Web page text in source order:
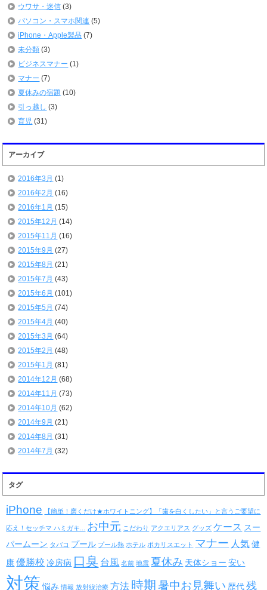
ウワサ・迷信 (3)
パソコン・スマホ関連 (5)
iPhone・Apple製品 (7)
未分類 (3)
ビジネスマナー (1)
マナー (7)
夏休みの宿題 (10)
引っ越し (3)
育児 (31)
アーカイブ
2016年3月 (1)
2016年2月 (16)
2016年1月 (15)
2015年12月 (14)
2015年11月 (16)
2015年9月 (27)
2015年8月 (21)
2015年7月 (43)
2015年6月 (101)
2015年5月 (74)
2015年4月 (40)
2015年3月 (64)
2015年2月 (48)
2015年1月 (81)
2014年12月 (68)
2014年11月 (73)
2014年10月 (62)
2014年9月 (21)
2014年8月 (31)
2014年7月 (32)
タグ
iPhone 【簡単！磨くだけ★ホワイトニング】「歯を白くしたい」と言うご要望に
応え！セッチマ ハミガキ... お中元 こだわり アクエリアス グッズ ケース スー
パームーン タバコ プール プール熱 ホテル ポカリスエット マナー 人気 健
康 優勝校 冷房病 口臭 台風 名前 地震 夏休み 天体ショー 安い
対策 悩み 情報 放射線治療 方法 時期 暑中お見舞い 歴代 残